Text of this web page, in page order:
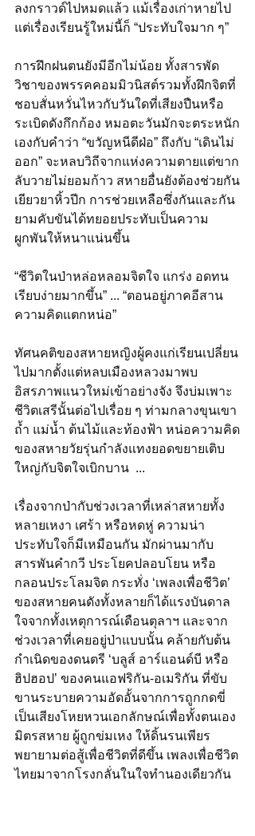
ลงกราวด์ไปหมดแล้ว แม้เรื่องเก่าหายไป
แต่เรื่องเรียนรู้ใหม่นี้ก็ “ประทับใจมาก ๆ”
การฝึกฝนตนยังมีอีกไม่น้อย ทั้งสารพัด
วิชาของพรรคคอมมิวนิสต์รวมทั้งฝึกจิตที่
ชอบสั่นหวั่นไหวกับวันใดที่เสียงปืนหรือ
ระเบิดดังกึกก้อง หมอตะวันมักจะตระหนัก
เองกับคำว่า “ขวัญหนีดีฝ่อ” ถึงกับ “เดินไม่
ออก” จะหลบวิถีจากแห่งความตายแต่ขาก
ลับวายไม่ยอมก้าว สหายอื่นยังต้องช่วยกัน
เยียวยาหิ้วปีก การช่วยเหลือซึ่งกันและกัน
ยามคับขันได้ทยอยประทับเป็นความ
ผูกพันให้หนาแน่นขึ้น
“ชีวิตในป่าหล่อหลอมจิตใจ แกร่ง อดทน
เรียบง่ายมากขึ้น” ... “ตอนอยู่ภาคอีสาน
ความคิดแตกหน่อ”
ทัศนคติของสหายหญิงผู้คงแก่เรียนเปลี่ยน
ไปมากตั้งแต่หลบเมืองหลวงมาพบ
อิสรภาพแนวใหม่เข้าอย่างจัง จึงบ่มเพาะ
ชีวิตเสรีนั้นต่อไปเรื่อย ๆ ท่ามกลางขุนเขา
ถ้ำ แม่น้ำ ต้นไม้และท้องฟ้า หน่อความคิด
ของสหายวัยรุ่นกำลังแทงยอดขยายเติบ
ใหญ่กับจิตใจเบิกบาน  ...
เรื่องจากป่ากับช่วงเวลาที่เหล่าสหายทั้ง
หลายเหงา เศร้า หรือหดหู่ ความน่า
ประทับใจก็มีเหมือนกัน มักผ่านมากับ
สารพันคำกวี ประโยคปลอบโยน หรือ
กลอนประโลมจิต กระทั่ง ‘เพลงเพื่อชีวิต’
ของสหายคนดังทั้งหลายก็ได้แรงบันดาล
ใจจากทั้งเหตุการณ์เดือนตุลาฯ และจาก
ช่วงเวลาที่เคยอยู่ป่าแบบนั้น คล้ายกับต้น
กำเนิดของดนตรี ‘บลูส์ อาร์แอนด์บี หรือ
ฮิปฮอป’ ของคนแอฟริกัน-อเมริกัน ที่ขับ
ขานระบายความอัดอั้นจากการถูกกดขี่
เป็นเสียงโหยหวนเอกลักษณ์เพื่อทั้งตนเอง
มิตรสหาย ผู้ถูกข่มเหง ให้ดิ้นรนเพียร
พยายามต่อสู้เพื่อชีวิตที่ดีขึ้น เพลงเพื่อชีวิต
ไทยมาจากโรงกลั่นในใจทำนองเดียวกัน